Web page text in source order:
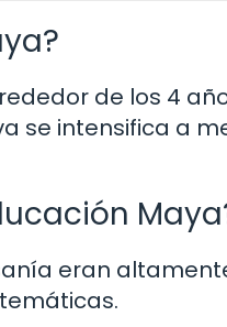
de los 4
se intensifica a
eran